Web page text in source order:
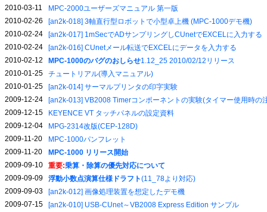
2010-03-11
MPC-2000ユーザーズマニュアル 第一版
2010-02-26
[an2k-018] 3軸直行型ロボットで小型卓上機 (MPC-1000デモ機)
2010-02-24
[an2k-017] 1mSecでADサンプリングしCUnetでEXCELに入力する
2010-02-24
[an2k-016] CUnetメール転送でEXCELにデータを入力する
2010-02-12
MPC-1000のバグのおしらせ1.12_25 2010/02/12リリース
2010-01-25
チュートリアル(導入マニュアル)
2010-01-25
[an2k-014] サーマルプリンタの印字実験
2009-12-24
[an2k-013] VB2008 Timerコンポーネントの実験(タイマー使用時の
2009-12-15
KEYENCE VT タッチパネルの設定資料
2009-12-04
MPG-2314改版(CEP-128D)
2009-11-20
MPC-1000パンフレット
2009-11-20
MPC-1000 リリース開始
2009-09-10
重要:乗算・除算の優先対応について
2009-09-09
浮動小数点演算仕様ドラフト(11_78より対応)
2009-09-03
[an2k-012] 画像処理装置を想定したデモ機
2009-07-15
[an2k-010] USB-CUnet～VB2008 Express Edition サンプル